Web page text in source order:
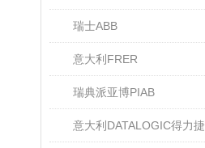
瑞士ABB
意大利FRER
瑞典派亚博PIAB
意大利DATALOGIC得力捷